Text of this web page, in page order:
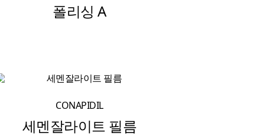
폴리싱 A
CONAPIDIL
세멘잘라이트 필름